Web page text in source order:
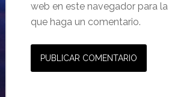
web en este navegador para
que haga un comentario.